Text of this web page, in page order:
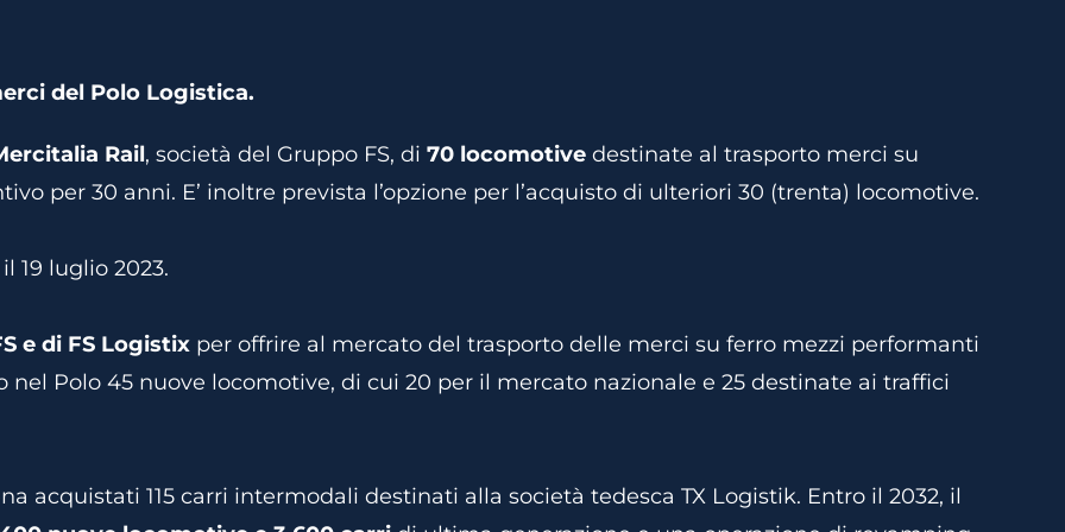
del Polo Logistica.
Rail, società del Gruppo FS, di 70 locomotive destinate al trasporto merci su
per 30 anni. E’ inoltre prevista l’opzione per l’acquisto di ulteriori 30 (trenta) locomotive.
19 luglio 2023.
e di FS Logistix per offrire al mercato del trasporto delle merci su ferro mezzi performanti
Polo 45 nuove locomotive, di cui 20 per il mercato nazionale e 25 destinate ai traffici
acquistati 115 carri intermodali destinati alla società tedesca TX Logistik. Entro il 2032, il